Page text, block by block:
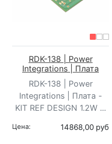
RDK-138 | Power
Integrations | Плата
RDK-138 | Power
Integrations | Плата -
KIT REF DESIGN 1.2W ...
Цена: 14868,00 руб